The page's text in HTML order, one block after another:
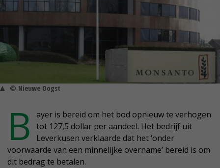
© Nieuwe Oogst
B
ayer is bereid om het bod opnieuw te verhogen
tot 127,5 dollar per aandeel. Het bedrijf uit
Leverkusen verklaarde dat het ‘onder
voorwaarde van een minnelijke overname’ bereid is om
dit bedrag te betalen.